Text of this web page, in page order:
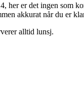
her er det ingen som
akkurat når du er
alltid lunsj.